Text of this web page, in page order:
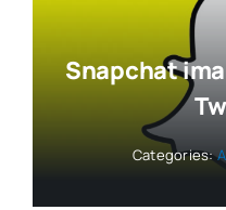
Snapchat
Categories: